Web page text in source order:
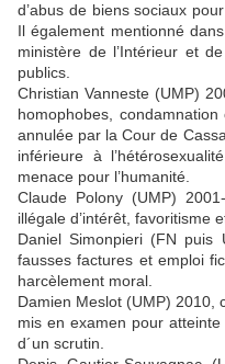
d’abus de biens sociaux
Il également mentionné
ministère de l’Intérieur et
publics.
Christian Vanneste (UMP)
homophobes,
annulée par la Cour de
inférieure à
menace pour l’humanité.
Claude Polony (UMP)
illégale d’intérêt, favoritisme
Daniel Simonpieri (FN puis
fausses factures et emploi
harcèlement moral.
Damien Meslot (UMP) 2010,
mis en examen pour
d´un scrutin.